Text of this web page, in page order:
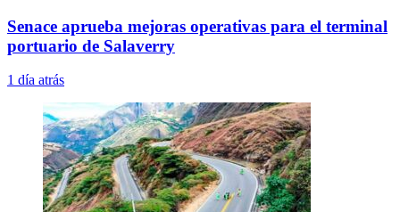
Senace aprueba mejoras operativas para el terminal
portuario de Salaverry
1 día atrás